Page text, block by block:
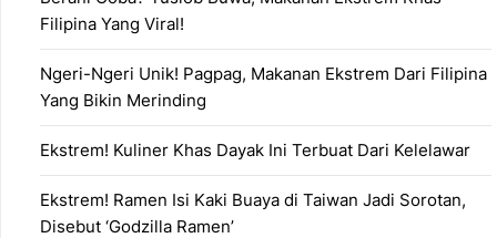
Filipina Yang Viral!
Ngeri-Ngeri Unik! Pagpag, Makanan Ekstrem Dari Filipina
Yang Bikin Merinding
Ekstrem! Kuliner Khas Dayak Ini Terbuat Dari Kelelawar
Ekstrem! Ramen Isi Kaki Buaya di Taiwan Jadi Sorotan,
Disebut ‘Godzilla Ramen’